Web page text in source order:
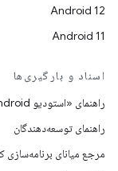
Android 12
Android 11
اسناد و بارگیری‌ها
راهنمای «استودیو Android»
راهنمای توسعه‌دهندگان
مرجع میانای برنامه‌سازی